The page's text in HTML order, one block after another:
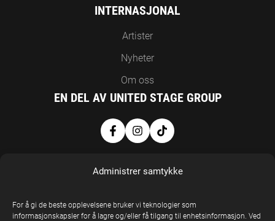
Administrer samtykke
For å gi de beste opplevelsene bruker vi teknologier som
informasjonskapsler for å lagre og/eller få tilgang til enhetsinformasjon. Ved
INTERNASJONAL
Artister
Nyheter
Om oss
EN DEL AV UNITED STAGE GROUP